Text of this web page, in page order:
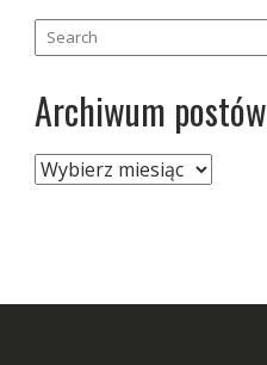
Archiwum postów
Archiwum
postów